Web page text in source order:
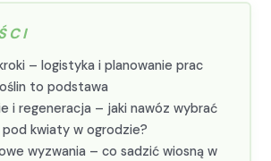
– logisty­ka i planowanie prac
to pod­stawa
i regen­er­ac­ja – jaki nawóz wybrać
pod kwiaty w ogrodzie?
wyzwa­nia – co sadz­ić wios­ną w